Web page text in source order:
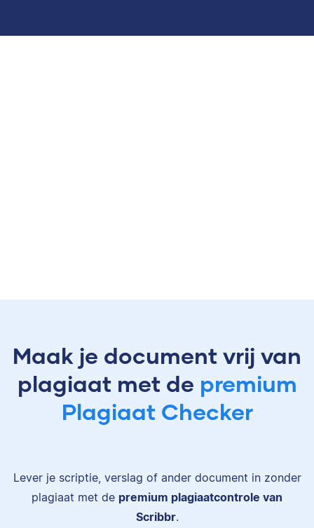
Maak je document vrij van
plagiaat met de premium
Plagiaat Checker
Lever je scriptie, verslag of ander document in zonder
plagiaat met de premium plagiaatcontrole van
Scribbr.